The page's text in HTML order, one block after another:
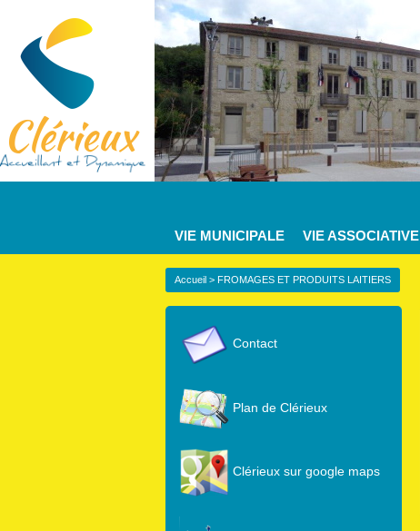
VIE MUNICIPALE VIE ASSOCIATIVE
Accueil > FROMAGES ET PRODUITS LAITIERS
Contact
Plan de Clérieux
Clérieux sur google maps